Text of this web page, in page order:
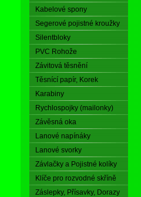
Kabelové spony
Segerové pojistné kroužky
Silentbloky
PVC Rohože
Závitová těsnění
Těsnící papír, Korek
Karabiny
Rychlospojky (mailonky)
Závěsná oka
Lanové napínáky
Lanové svorky
Závlačky a Pojistné kolíky
Klíče pro rozvodné skříně
Záslepky, Přísavky, Dorazy